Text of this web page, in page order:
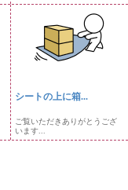
シートの上に箱...
ご覧いただきありがとうござ
います...